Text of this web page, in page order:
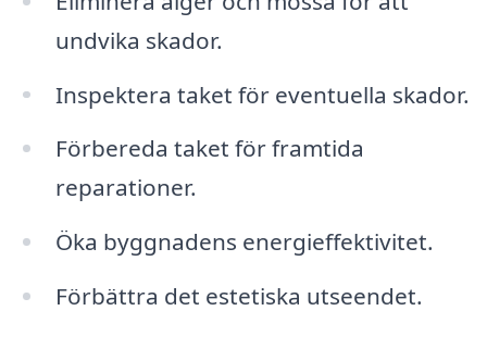
undvika skador.
Inspektera taket för eventuella skador.
Förbereda taket för framtida
reparationer.
Öka byggnadens energieffektivitet.
Förbättra det estetiska utseendet.